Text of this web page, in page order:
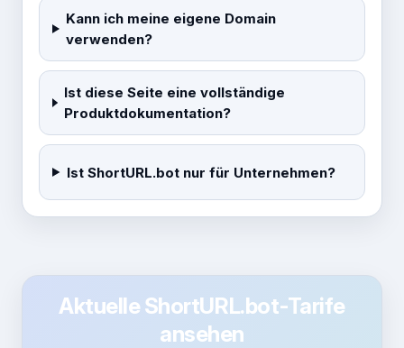
Kann ich meine eigene Domain
verwenden?
Ist diese Seite eine vollständige
Produktdokumentation?
Ist ShortURL.bot nur für Unternehmen?
Aktuelle ShortURL.bot-Tarife
ansehen